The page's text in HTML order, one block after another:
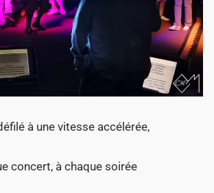
à une vitesse accélérée,
concert, à chaque soirée